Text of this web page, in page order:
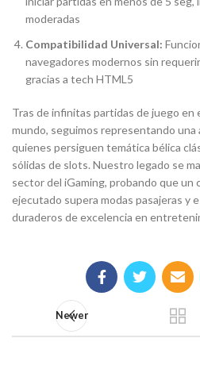
moderadas
Compatibilidad Universal:
navegadores modernos sin
gracias a tech HTML5
Tras de infinitas partidas de juego
mundo, seguimos representando
quienes persiguen temática bélica
sólidas de slots. Nuestro legado se
sector del iGaming, probando que
ejecutado supera modas pasajeras y
duraderos de excelencia en
Newer